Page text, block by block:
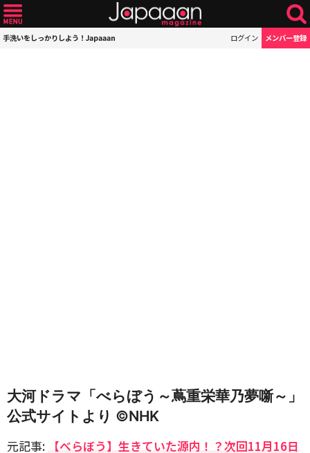
手洗いをしっかりしよう！Japaaan ログイン メンバー登録
大河ドラマ「べらぼう～蔦重栄華乃夢噺～」
公式サイトより ©️NHK
元記事: 【べらぼう】生きていた源内！？次回11月16日